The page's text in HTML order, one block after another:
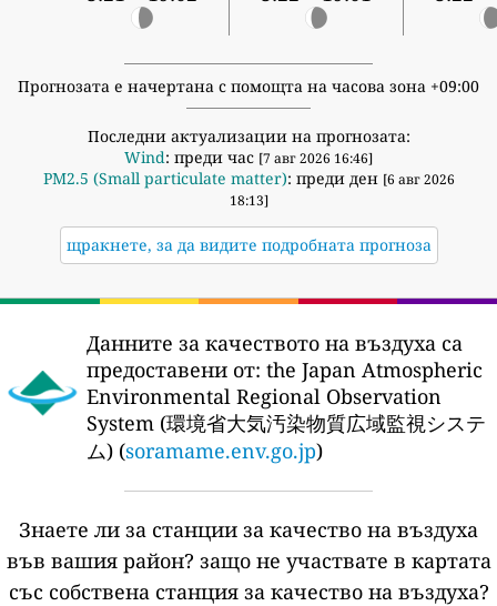
Прогнозата е начертана с помощта на часова зона +09:00
Последни актуализации на прогнозата:
Wind: преди час [7 авг 2026 16:46]
PM2.5 (Small particulate matter): преди ден [6 авг 2026
18:13]
щракнете, за да видите подробната прогноза
Данните за качеството на въздуха са
предоставени от: the Japan Atmospheric
Environmental Regional Observation
System (環境省大気汚染物質広域監視システ
ム) (soramame.env.go.jp)
Знаете ли за станции за качество на въздуха
във вашия район? защо не участвате в картата
със собствена станция за качество на въздуха?